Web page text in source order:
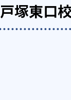
塚東口